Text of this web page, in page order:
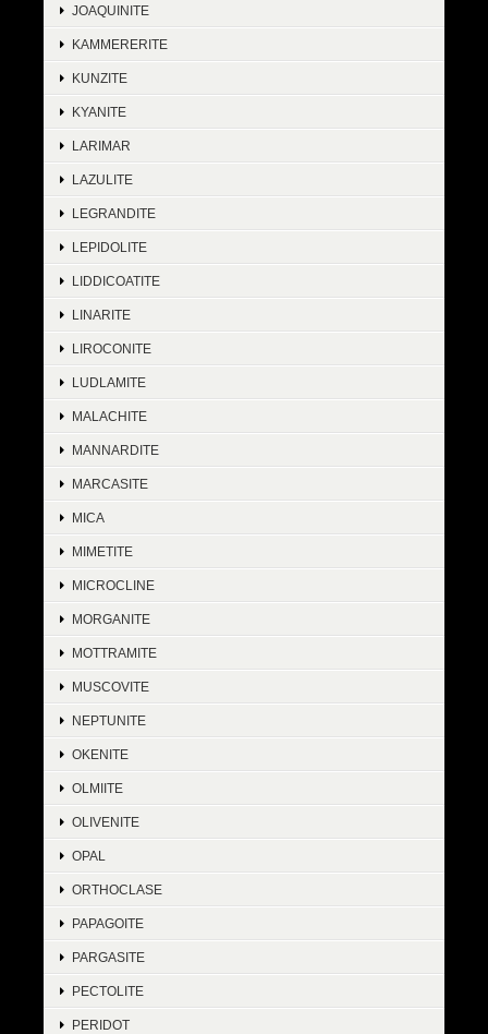
JOAQUINITE
KAMMERERITE
KUNZITE
KYANITE
LARIMAR
LAZULITE
LEGRANDITE
LEPIDOLITE
LIDDICOATITE
LINARITE
LIROCONITE
LUDLAMITE
MALACHITE
MANNARDITE
MARCASITE
MICA
MIMETITE
MICROCLINE
MORGANITE
MOTTRAMITE
MUSCOVITE
NEPTUNITE
OKENITE
OLMIITE
OLIVENITE
OPAL
ORTHOCLASE
PAPAGOITE
PARGASITE
PECTOLITE
PERIDOT